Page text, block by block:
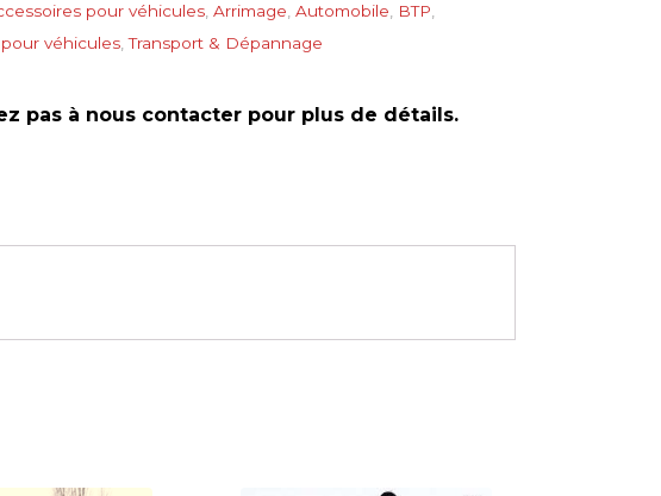
pour véhicules Arrimage Automobile BTP
véhicules ,Transport & Dépannage
pas à nous contacter pour plus de détails.